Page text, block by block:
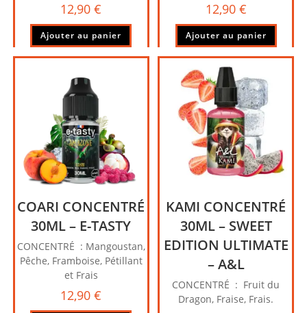
12,90€
Ajouter au panier
12,90 €
Ajouter au panier
COARI CONCENTRÉ
30ML – E-TASTY
CONCENTRÉ : Mangoustan,
Pêche, Framboise, Pétillant
et Frais
12,90€
KAMI CONCENTRÉ
30ML – SWEET
EDITION ULTIMATE
– A&L
CONCENTRÉ : Fruit du
Dragon, Fraise, Frais.